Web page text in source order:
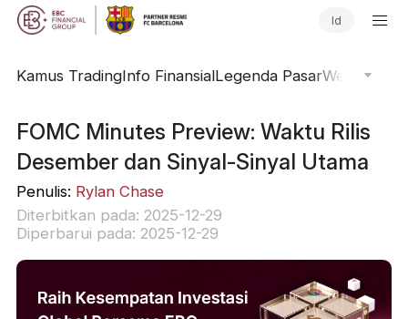
Id
Kamus TradingInfo FinansialLegenda PasarWebinar
FOMC Minutes Preview: Waktu Rilis
Desember dan Sinyal-Sinyal Utama
Penulis: Rylan Chase
Diterbitkan pada: 2025-12-29
Diperbarui pada: 2025-12-29